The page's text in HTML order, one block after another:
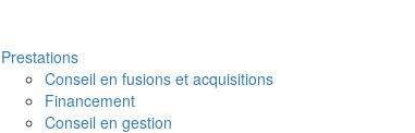
Prestations
Conseil en fusions et acquisitions
Financement
Conseil en gestion